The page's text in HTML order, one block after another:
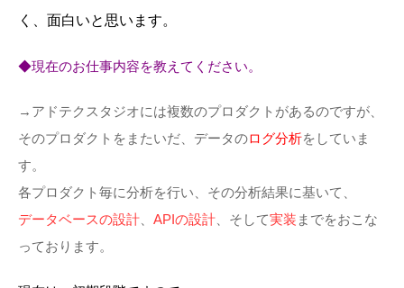
く、面白いと思います。
◆現在のお仕事内容を教えてください。
→アドテクスタジオには複数のプロダクトがあるのですが、
そのプロダクトをまたいだ、データのログ分析をしていま
す。
各プロダクト毎に分析を行い、その分析結果に基いて、
データベースの設計
APIの設計 、そして実装 までをおこな
っております。